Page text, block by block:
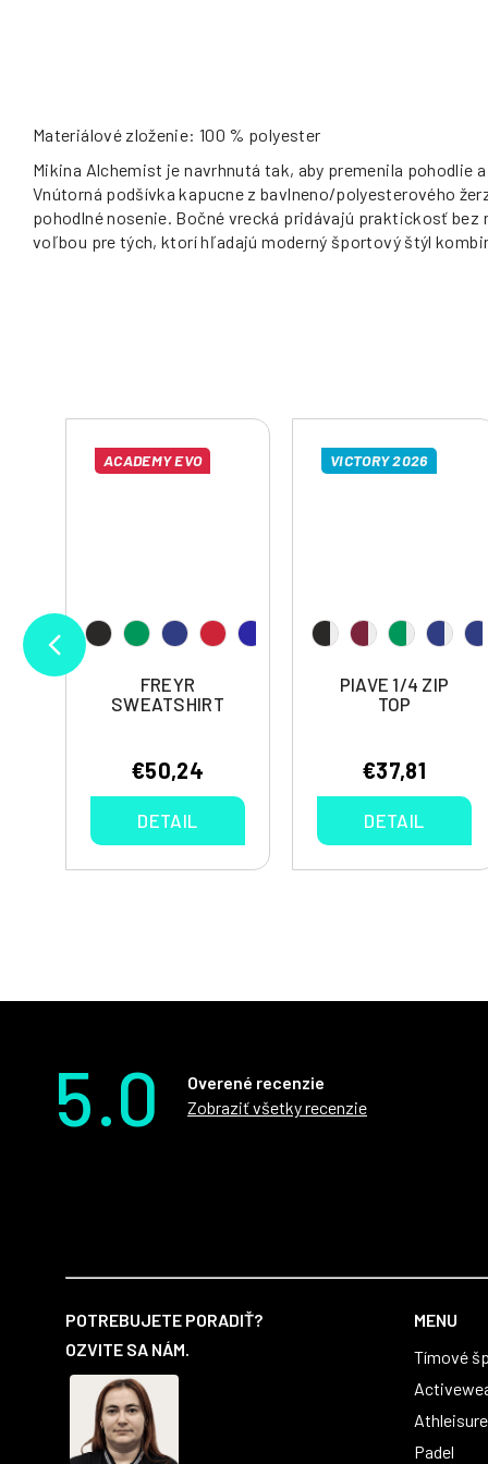
Materiálové zloženie: 100 % polyester
Mikina Alchemist je navrhnutá tak, aby premenila pohodlie
Vnútorná podšívka kapucne z bavlneno/polyesterového
pohodlné nosenie. Bočné vrecká pridávajú praktickosť
voľbou pre tých, ktorí hľadajú moderný športový štýl
ACADEMY EVO
FREYR
SWEATSHIRT
€50,24
DETAIL
VICTORY 2026
PIAVE 1/4 ZIP
TOP
€37,81
DETAIL
5.0
Overené recenzie
Zobraziť všetky recenzie
POTREBUJETE PORADIŤ?
OZVITE SA NÁM.
MENU
Tímové
Athleisure
Padel